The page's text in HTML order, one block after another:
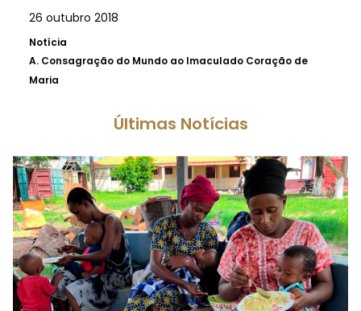
26 outubro 2018
Notícia
A. Consagração do Mundo ao Imaculado Coração de
Maria
Últimas Notícias